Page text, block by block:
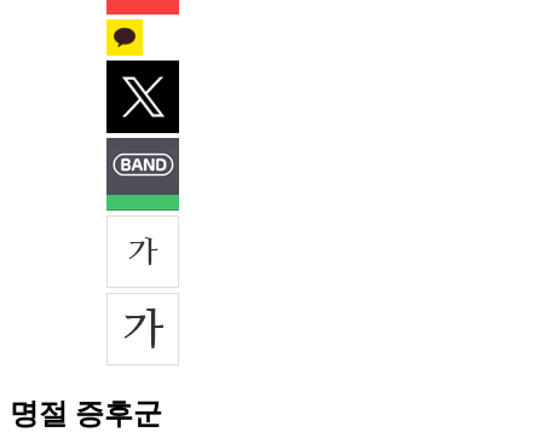
명절 증후군